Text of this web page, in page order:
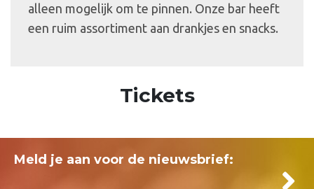
alleen mogelijk om te pinnen. Onze bar heeft
een ruim assortiment aan drankjes en snacks.
Tickets
Meld je aan voor de nieuwsbrief: